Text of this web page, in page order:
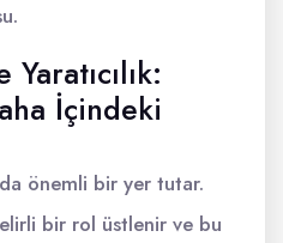
İçindeki
önemli bir yer tutar.
bir rol üstlenir ve bu